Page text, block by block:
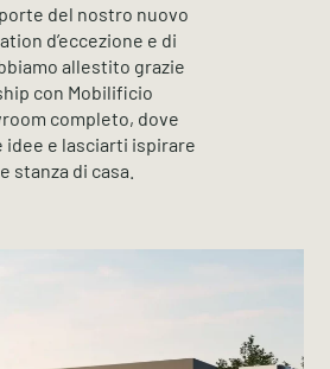
del nostro nuovo
d’eccezione e di
allestito grazie
con Mobilificio
completo, dove
e lasciarti ispirare
stanza di casa.